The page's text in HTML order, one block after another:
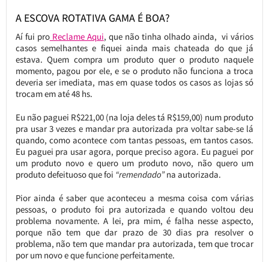
A ESCOVA ROTATIVA GAMA É BOA?
Aí fui proReclame Aqui, que não tinha olhado ainda, vi vários
casos semelhantes e fiquei ainda mais chateada do que já
estava. Quem compra um produto quer o produto naquele
momento, pagou por ele, e se o produto não funciona a troca
deveria ser imediata, mas em quase todos os casos as lojas só
trocam em até 48 hs.
Eu não paguei R$221,00 (na loja deles tá R$159,00) num produto
pra usar 3 vezes e mandar pra autorizada pra voltar sabe-se lá
quando, como acontece com tantas pessoas, em tantos casos.
Eu paguei pra usar agora, porque preciso agora. Eu paguei por
um produto novo e quero um produto novo, não quero um
produto defeituoso que foi “remendado”na autorizada.
Pior ainda é saber que aconteceu a mesma coisa com várias
pessoas, o produto foi pra autorizada e quando voltou deu
problema novamente. A lei, pra mim, é falha nesse aspecto,
porque não tem que dar prazo de 30 dias pra resolver o
problema, não tem que mandar pra autorizada, tem que trocar
por um novo e que funcione perfeitamente.